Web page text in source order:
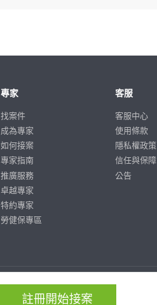
註冊開始接案
專家
找案件
成為專家
如何接案
專家指南
推廣服務
卓越專家
特約專家
勞健保專區
客服
客服中心
使用條款
隱私權政策
信任與保障
公告